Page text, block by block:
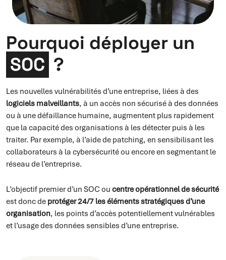
Pourquoi déployer un
SOC ?
Les nouvelles vulnérabilités d’une entreprise, liées à des
logiciels malveillants, à un accès non sécurisé à des données
ou à une défaillance humaine, augmentent plus rapidement
que la capacité des organisations à les détecter puis à les
traiter. Par exemple, à l’aide de patching, en sensibilisant les
collaborateurs à la cybersécurité ou encore en segmentant le
réseau de l’entreprise.
L’objectif premier d’un SOC ou centre opérationnel de sécurité
est donc de protéger 24/7 les éléments stratégiques d’une
organisation, les points d’accès potentiellement vulnérables
et l’usage des données sensibles d’une entreprise.